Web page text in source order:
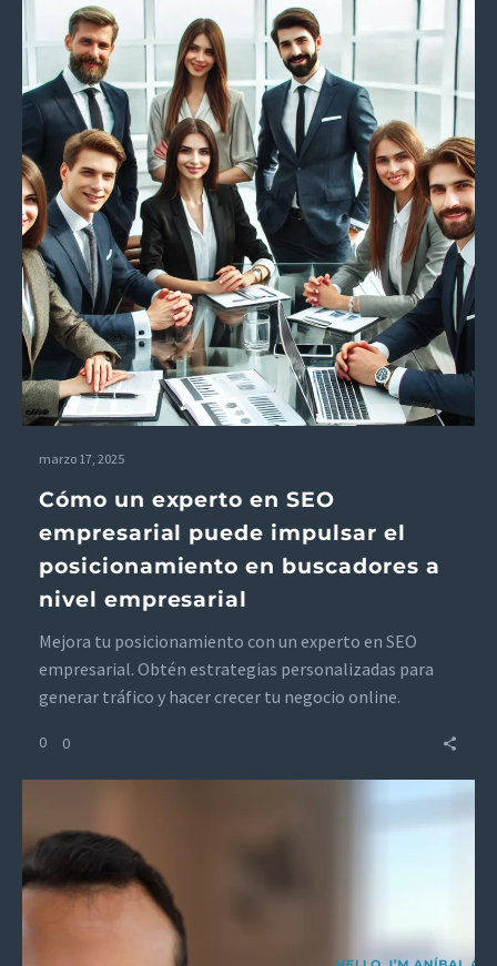
en
buscadores
a nivel
empresarial
marzo 17, 2025
Cómo un experto en SEO
empresarial puede impulsar el
posicionamiento en buscadores a
nivel empresarial
Mejora tu posicionamiento con un experto en SEO
empresarial. Obtén estrategias personalizadas para
generar tráfico y hacer crecer tu negocio online.
0 0